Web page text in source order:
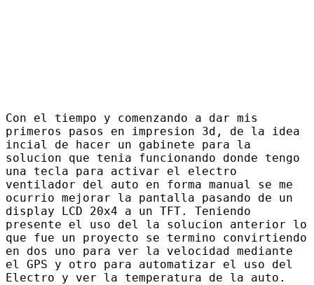
Con el tiempo y comenzando a dar mis
primeros pasos en impresion 3d, de la idea
incial de hacer un gabinete para la
solucion que tenia funcionando donde tengo
una tecla para activar el electro
ventilador del auto en forma manual se me
ocurrio mejorar la pantalla pasando de un
display LCD 20x4 a un TFT. Teniendo
presente el uso del la solucion anterior lo
que fue un proyecto se termino convirtiendo
en dos uno para ver la velocidad mediante
el GPS y otro para automatizar el uso del
Electro y ver la temperatura de la auto.